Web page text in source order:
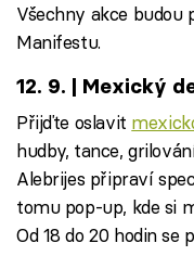
Všechny akce
Manifestu.
12. 9. | Mexický
Přijďte oslavit
hudby, tance,
Alebrijes připraví
tomu pop-up, kde si
Od 18 do 20 hodin